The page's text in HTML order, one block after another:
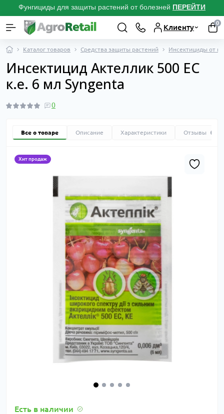
Фунгициды для защиты растений от болезней ПЕРЕЙТИ
Клиенту
0
Каталог товаров Средства защиты растений Инсектициды от
Инсектицид Актеллик 500 EC
к.е. 6 мл Syngenta
0
Все о товаре Описание Характеристики Отзывы
Хит продаж
Есть в наличии